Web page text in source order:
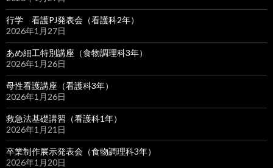
行学 看護PJ発表会（看護科2年）
2026年1月27日
あめ細工特別講座（食物調理科3年）
2026年1月26日
母性看護講座（看護科3年）
2026年1月26日
救急法基礎講習（看護科1年）
2026年1月21日
卒業制作展示発表会（食物調理科3年）
2026年1月20日